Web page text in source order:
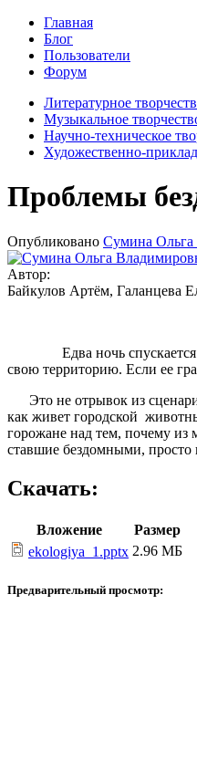
Главная
Блог
Пользователи
Форум
Литературное
Музыкальное
Научно-техническое
Художественно-
Проблемы
Опубликовано Сумина Ольга
Автор:
Байкулов Артём, Галанцева
Едва ночь спускается на
свою территорию. Если ее
Это не отрывок из
как живет городской
горожане над тем, почему из
ставшие бездомными, просто
Скачать:
Вложение
Размер
ekologiya_1.pptx 2.96 МБ
Предварительный просмотр: